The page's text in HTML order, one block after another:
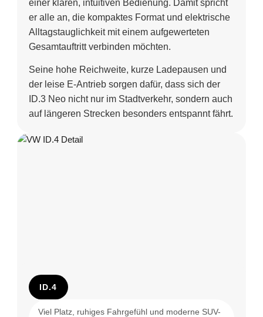
einer klaren, intuitiven Bedienung. Damit spricht
er alle an, die kompaktes Format und elektrische
Alltagstauglichkeit mit einem aufgewerteten
Gesamtauftritt verbinden möchten.
Seine hohe Reichweite, kurze Ladepausen und
der leise E-Antrieb sorgen dafür, dass sich der
ID.3 Neo nicht nur im Stadtverkehr, sondern auch
auf längeren Strecken besonders entspannt fährt.
ID.4
Viel Platz, ruhiges Fahrgefühl und moderne SUV-